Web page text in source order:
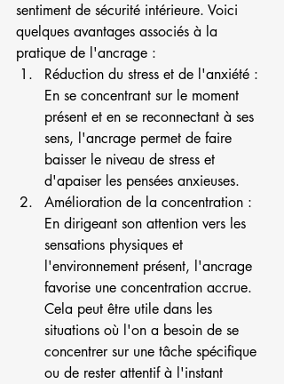
sentiment de sécurité intérieure. Voici
quelques avantages associés à la
pratique de l'ancrage :
Réduction du stress et de l'anxiété :
En se concentrant sur le moment
présent et en se reconnectant à ses
sens, l'ancrage permet de faire
baisser le niveau de stress et
d'apaiser les pensées anxieuses.
Amélioration de la concentration :
En dirigeant son attention vers les
sensations physiques et
l'environnement présent, l'ancrage
favorise une concentration accrue.
Cela peut être utile dans les
situations où l'on a besoin de se
concentrer sur une tâche spécifique
ou de rester attentif à l'instant